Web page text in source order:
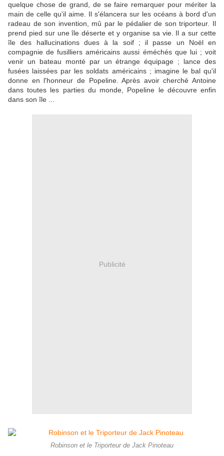
quelque chose de grand, de se faire remarquer pour mériter la
main de celle qu'il aime. Il s'élancera sur les océans à bord d'un
radeau de son invention, mû par le pédalier de son triporteur. Il
prend pied sur une île déserte et y organise sa vie. Il a sur cette
île des hallucinations dues à la soif ; il passe un Noël en
compagnie de fusilliers américains aussi éméchés que lui ; voit
venir un bateau monté par un étrange équipage ; lance des
fusées laissées par les soldats américains ; imagine le bal qu'il
donne en l'honneur de Popeline. Après avoir cherché Antoine
dans toutes les parties du monde, Popeline le découvre enfin
dans son île ...
Publicité
Robinson et le Triporteur de Jack Pinoteau